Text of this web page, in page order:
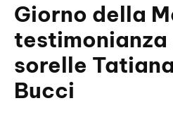
Giorno della
testimonianza
sorelle
Bucci